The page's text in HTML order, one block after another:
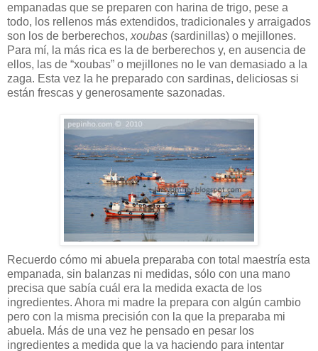
empanadas que se preparen con harina de trigo, pese a
todo, los rellenos más extendidos, tradicionales y arraigados
son los de berberechos, xoubas (sardinillas) o mejillones.
Para mí, la más rica es la de berberechos y, en ausencia de
ellos, las de “xoubas” o mejillones no le van demasiado a la
zaga. Esta vez la he preparado con sardinas, deliciosas si
están frescas y generosamente sazonadas.
Recuerdo cómo mi abuela preparaba con total maestría esta
empanada, sin balanzas ni medidas, sólo con una mano
precisa que sabía cuál era la medida exacta de los
ingredientes. Ahora mi madre la prepara con algún cambio
pero con la misma precisión con la que la preparaba mi
abuela. Más de una vez he pensado en pesar los
ingredientes a medida que la va haciendo para intentar